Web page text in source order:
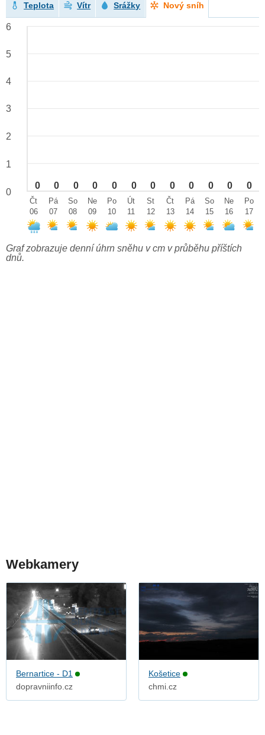
Teplota Vítr Srážky Nový sníh
0 0 0 0 0 0 0 0 0 0 0 0
6
5
4
3
2
1
0
Čt
06
Pá
07
So
08
Ne
09
Po
10
Út
11
St
12
Čt
13
Pá
14
So
15
Ne
16
Po
17
Graf zobrazuje denní úhrn sněhu v cm v průběhu příštích
dnů.
Webkamery
Bernartice - D1
dopravniinfo.cz
Košetice
chmi.cz